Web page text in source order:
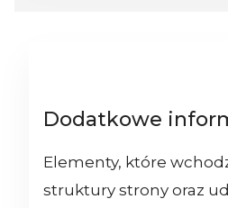
Dodatkowe
Elementy, które
struktury strony oraz